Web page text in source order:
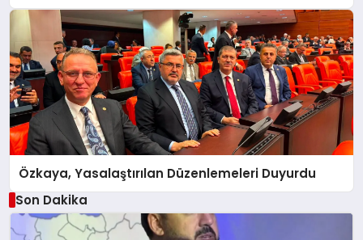
Özkaya, Yasalaştırılan Düzenlemeleri Duyurdu
Son Dakika